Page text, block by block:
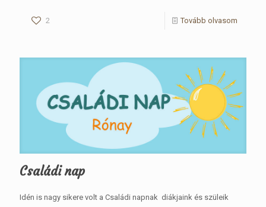
2 Tovább olvasom
Családi nap
Idén is nagy sikere volt a Családi napnak diákjaink és szüleik